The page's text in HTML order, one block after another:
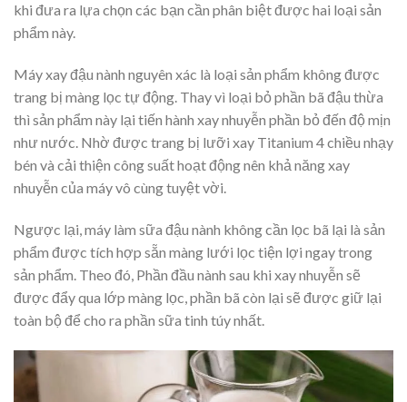
khi đưa ra lựa chọn các bạn cần phân biệt được hai loại sản
phẩm này.
Máy xay đậu nành nguyên xác là loại sản phẩm không được
trang bị màng lọc tự động. Thay vì loại bỏ phần bã đậu thừa
thì sản phẩm này lại tiến hành xay nhuyễn phần bỏ đến độ mịn
như nước. Nhờ được trang bị lưỡi xay Titanium 4 chiều nhạy
bén và cải thiện công suất hoạt động nên khả năng xay
nhuyễn của máy vô cùng tuyệt vời.
Ngược lại, máy làm sữa đậu nành không cần lọc bã lại là sản
phẩm được tích hợp sẵn màng lưới lọc tiện lợi ngay trong
sản phẩm. Theo đó, Phần đầu nành sau khi xay nhuyễn sẽ
được đẩy qua lớp màng lọc, phần bã còn lại sẽ được giữ lại
toàn bộ để cho ra phần sữa tinh túy nhất.